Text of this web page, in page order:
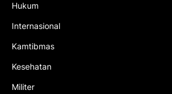
Hukum
Internasional
Kamtibmas
Kesehatan
Militer